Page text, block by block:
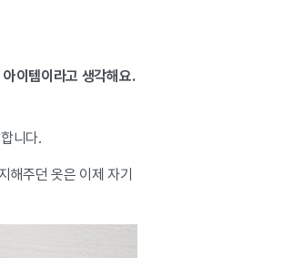
이템이라고 생각해요.
니다.
해주던 옷은 이제 자기